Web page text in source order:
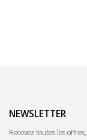
NEWSLETTER
Recevez toutes les